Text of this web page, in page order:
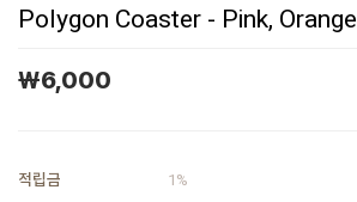
Polygon Coaster - Pink, Orange
￦6,000
적립금
1%